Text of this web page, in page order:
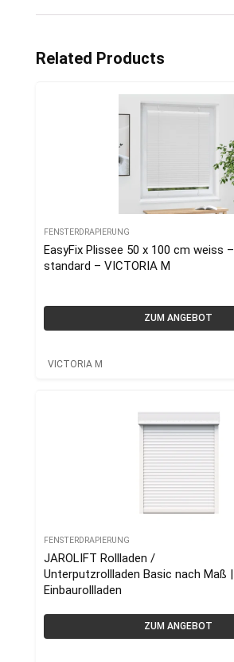
Related Products
FENSTERDRAPIERUNG
EasyFix Plissee 50 x 100 cm weiss –
standard – VICTORIA M
ZUM ANGEBOT
VICTORIA M
FENSTERDRAPIERUNG
JAROLIFT Rollladen /
Unterputzrollladen Basic nach Maß |
Einbaurollladen
ZUM ANGEBOT